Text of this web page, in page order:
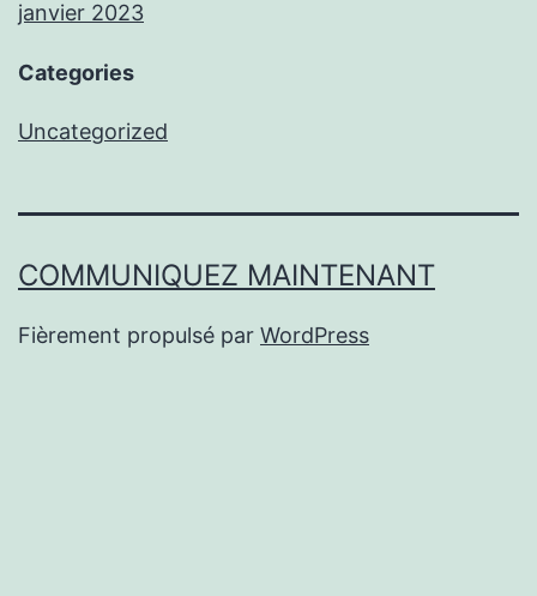
janvier 2023
Categories
Uncategorized
COMMUNIQUEZ MAINTENANT
Fièrement propulsé par WordPress